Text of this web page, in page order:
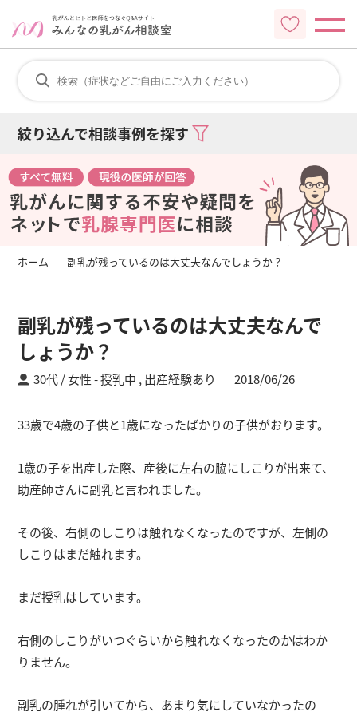
絞り込んで相談事例を探す
ホーム 副乳が残っているのは大丈夫なんでしょうか？
副乳が残っているのは大丈夫なんで
しょうか？
30代 / 女性 授乳中 , 出産経験あり 2018/06/26
33歳で4歳の子供と1歳になったばかりの子供がおります。
1歳の子を出産した際、産後に左右の脇にしこりが出来て、
助産師さんに副乳と言われました。
その後、右側のしこりは触れなくなったのですが、左側の
しこりはまだ触れます。
まだ授乳はしています。
右側のしこりがいつぐらいから触れなくなったのかはわか
りません。
副乳の腫れが引いてから、あまり気にしていなかったの